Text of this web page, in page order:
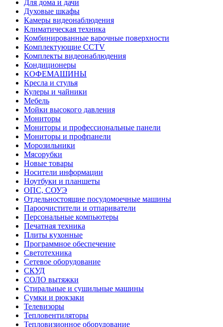
Для дома и дачи
Духовые шкафы
Камеры видеонаблюдения
Климатическая техника
Комбинированные варочные поверхности
Комплектующие CCTV
Комплекты видеонаблюдения
Кондиционеры
КОФЕМАШИНЫ
Кресла и стулья
Кулеры и чайники
Мебель
Мойки высокого давления
Мониторы
Мониторы и профессиональные панели
Мониторы и профпанели
Морозильники
Мясорубки
Новые товары
Носители информации
Ноутбуки и планшеты
ОПС, СОУЭ
Отдельностоящие посудомоечные машины
Пароочистители и отпариватели
Персональные компьютеры
Печатная техника
Плиты кухонные
Программное обеспечение
Светотехника
Сетевое оборудование
СКУД
СОЛО вытяжки
Стиральные и сушильные машины
Сумки и рюкзаки
Телевизоры
Тепловентиляторы
Тепловизионное оборудование